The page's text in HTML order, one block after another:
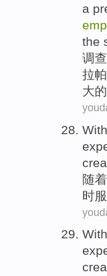
a
the
调查
拉
大
With
随着
时
With